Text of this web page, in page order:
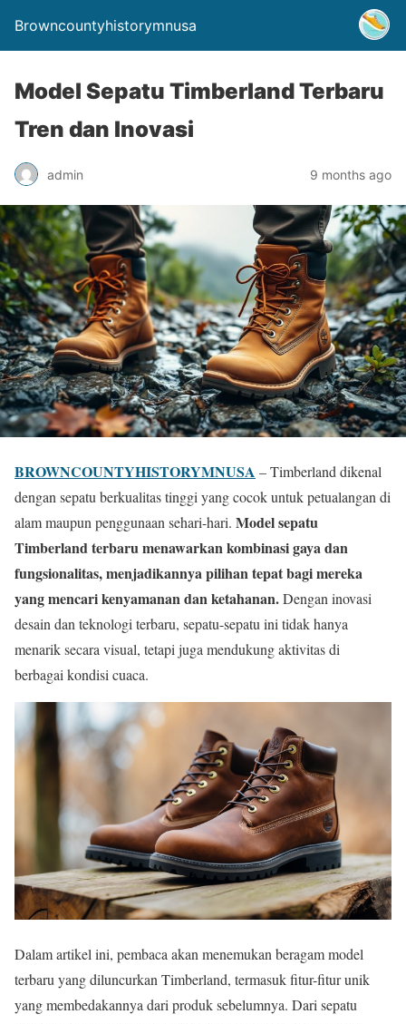
Browncountyhistorymnusa
Model Sepatu Timberland Terbaru
Tren dan Inovasi
admin 9 months ago
BROWNCOUNTYHISTORYMNUSA –Timberland dikenal
dengan sepatu berkualitas tinggi yang cocok untuk petualangan di
alam maupun penggunaan sehari-hari. Model sepatu
Timberland terbaru menawarkan kombinasi gaya dan
fungsionalitas, menjadikannya pilihan tepat bagi mereka
yang mencari kenyamanan dan ketahanan.Dengan inovasi
desain dan teknologi terbaru, sepatu-sepatu ini tidak hanya
menarik secara visual, tetapi juga mendukung aktivitas di
berbagai kondisi cuaca.
Dalam artikel ini, pembaca akan menemukan beragam model
terbaru yang diluncurkan Timberland, termasuk fitur-fitur unik
yang membedakannya dari produk sebelumnya. Dari sepatu